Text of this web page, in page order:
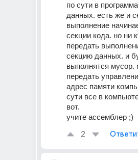
по сути в
данных. есть же и
выполнение
секции кода. но ни
передать
секцию данных. и
выполнятся
передать
адрес памяти
сути все в
вот.
учите ассемблер ;)
2